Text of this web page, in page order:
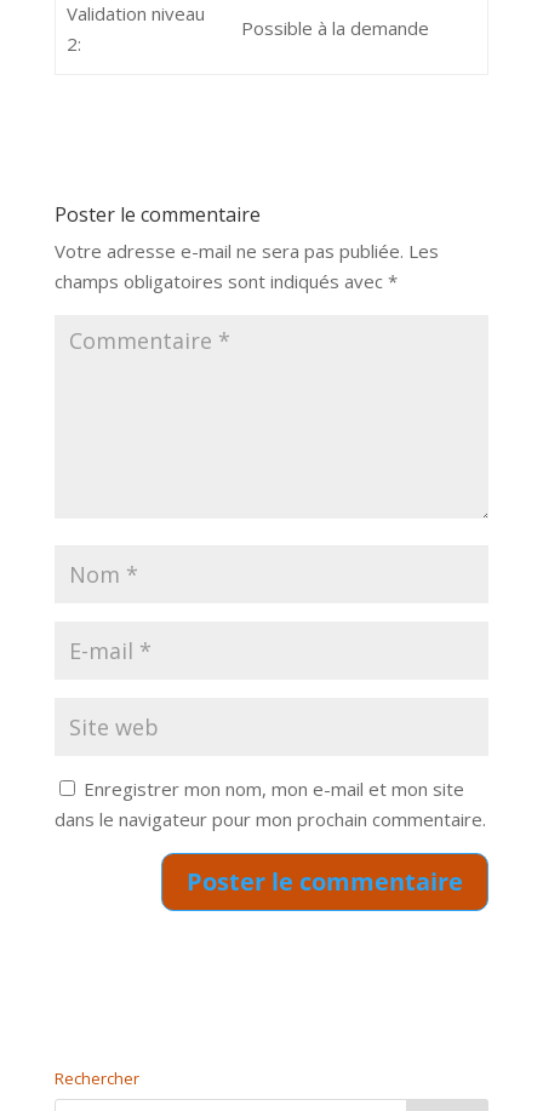
Validation niveau
2:
Possible à la demande
Poster le commentaire
Votre adresse e-mail ne sera pas publiée. Les
champs obligatoires sont indiqués avec *
Enregistrer mon nom, mon e-mail et mon site
dans le navigateur pour mon prochain commentaire.
Rechercher